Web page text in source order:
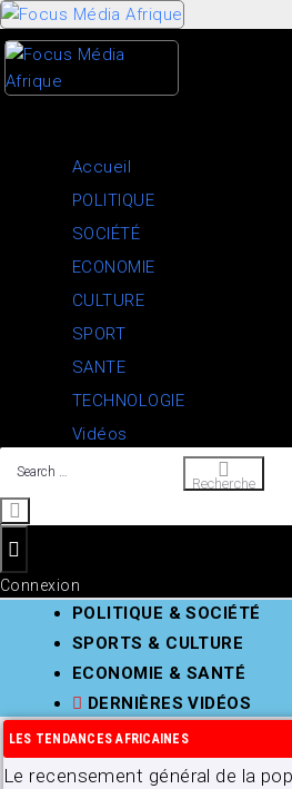
Skip
to
content
Accueil
POLITIQUE
SOCIÉTÉ
ECONOMIE
CULTURE
SPORT
SANTE
TECHNOLOGIE
Vidéos
Recherche
Connexion
POLITIQUE & SOCIÉTÉ
SPORTS & CULTURE
ECONOMIE & SANTÉ
DERNIÈRES VIDÉOS
LES TENDANCES AFRICAINES
Le recensement général de la